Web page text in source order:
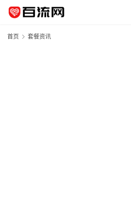
首页 套餐资讯